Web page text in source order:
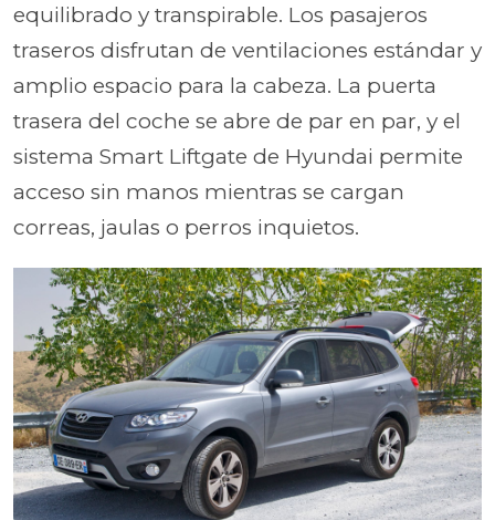
equilibrado y transpirable. Los pasajeros
traseros disfrutan de ventilaciones estándar y
amplio espacio para la cabeza. La puerta
trasera del coche se abre de par en par, y el
sistema Smart Liftgate de Hyundai permite
acceso sin manos mientras se cargan
correas, jaulas o perros inquietos.